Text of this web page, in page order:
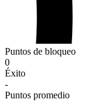
Puntos de bloqueo
0
Éxito
-
Puntos promedio